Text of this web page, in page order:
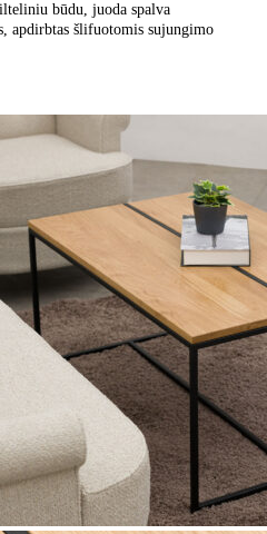
būdu, juoda spalva
apdirbtas šlifuotomis sujungimo